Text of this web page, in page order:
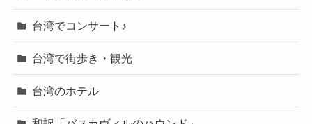
台湾でコンサート♪
台湾で街歩き・観光
台湾のホテル